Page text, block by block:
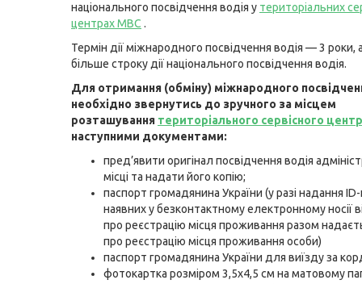
національного посвідчення водія у територіальних
центрах МВС .
Термін дії міжнародного посвідчення водія — 3 роки,
більше строку дії національного посвідчення водія.
Для отримання (обміну) міжнародного
необхідно звернутись до зручного за місцем
розташування територіального сервісного
наступними документами:
пред’явити оригінал посвідчення водія
місці та надати його копію;
паспорт громадянина України (у разі надання
наявних у безконтактному електронному носії
про реєстрацію місця проживання разом
про реєстрацію місця проживання особи)
паспорт громадянина України для виїзду за
фотокартка розміром 3,5х4,5 см на матовому